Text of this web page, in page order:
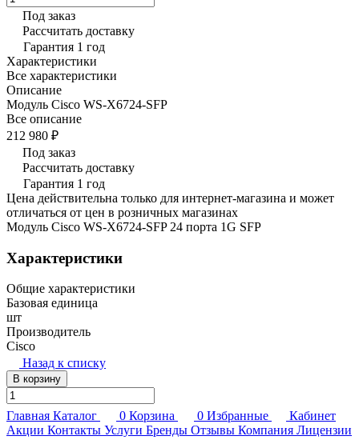
Под заказ
Рассчитать доставку
Гарантия 1 год
Характеристики
Все характеристики
Описание
Модуль Cisco WS-X6724-SFP
Все описание
212 980 ₽
Под заказ
Рассчитать доставку
Гарантия 1 год
Цена действительна только для интернет-магазина и может
отличаться от цен в розничных магазинах
Модуль Cisco WS-X6724-SFP 24 порта 1G SFP
Характеристики
Общие характеристики
Базовая единица
шт
Производитель
Cisco
Назад к списку
В корзину
Главная Каталог 0 Корзина 0 Избранные
Кабинет
Акции Контакты Услуги Бренды Отзывы Компания Лицензии